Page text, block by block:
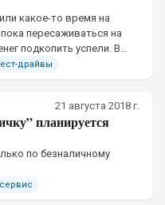
какое-то время на
пересаживаться на
подкопить успели. В
варианты покупки
драйвы
21 августа 2018 г.
планируется
по безналичному